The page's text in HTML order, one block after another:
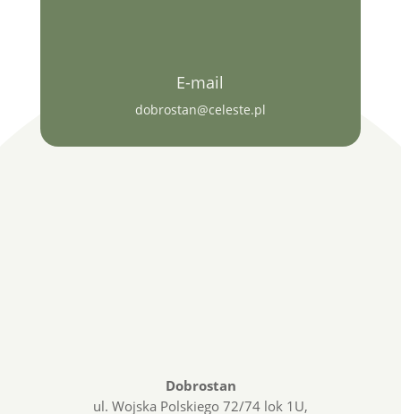
E-mail
dobrostan@celeste.pl
Dobrostan
ul. Wojska Polskiego 72/74 lok 1U,